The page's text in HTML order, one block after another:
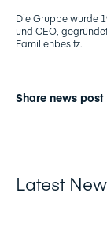
Die Gruppe wurde
und CEO,
Familienbesitz.
Share news post
Latest